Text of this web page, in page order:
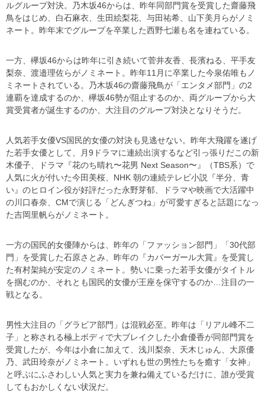
ルグループ対決。乃木坂46からは、昨年同部門賞を受賞した齋藤飛
鳥をはじめ、白石麻衣、生田絵梨花、与田祐希、山下美月らがノミ
ネート。昨年末でグループを卒業した西野七瀬も名を連ねている。
一方、欅坂46からは昨年に引き続いて菅井友香、長濱ねる、平手友
梨奈、渡邉理佐らがノミネート。昨年11月に卒業した今泉佑唯もノ
ミネートされている。乃木坂46の齋藤飛鳥が「エンタメ部門」の2
連覇を達成するのか、欅坂46勢が阻止するのか、両グループから大
賞受賞者が誕生するのか、大注目のグループ対決となりそうだ。
人気若手女優VS国民的女優の対決も見逃せない。昨年大飛躍を遂げ
た若手女優として、月9ドラマに連続出演するなど引っ張りだこの新
木優子、ドラマ『花のち晴れ〜花男 Next Season〜』（TBS系）で
人気に火が付いた今田美桜、NHK 朝の連続テレビ小説『半分、青
い』のヒロイン役が好評だった永野芽郁、ドラマや映画で大活躍中
の川口春奈、CMで演じる「どんぎつね」が可愛すぎると話題になっ
た吉岡里帆らがノミネート。
一方の国民的女優陣からは、昨年の「ファッション部門」「30代部
門」を受賞した石原さとみ、昨年の『カバーガール大賞』を受賞し
た有村架純が安定のノミネート。勢いに乗った若手女優がタイトル
を掴むのか、それとも国民的女優が王座を保守するのか…注目の一
戦となる。
男性大注目の「グラビア部門」は混戦必至。昨年は「リアル峰不二
子」と称される極上ボディで大ブレイクした小倉優香が同部門賞を
受賞したが、今年は小倉に加えて、浅川梨奈、天木じゅん、大原優
乃、武田玲奈がノミネート。いずれも世の男性たちを癒す「女神」
と呼ぶにふさわしい人気と実力を兼ね備えているだけに、誰が受賞
してもおかしくない状況だ。